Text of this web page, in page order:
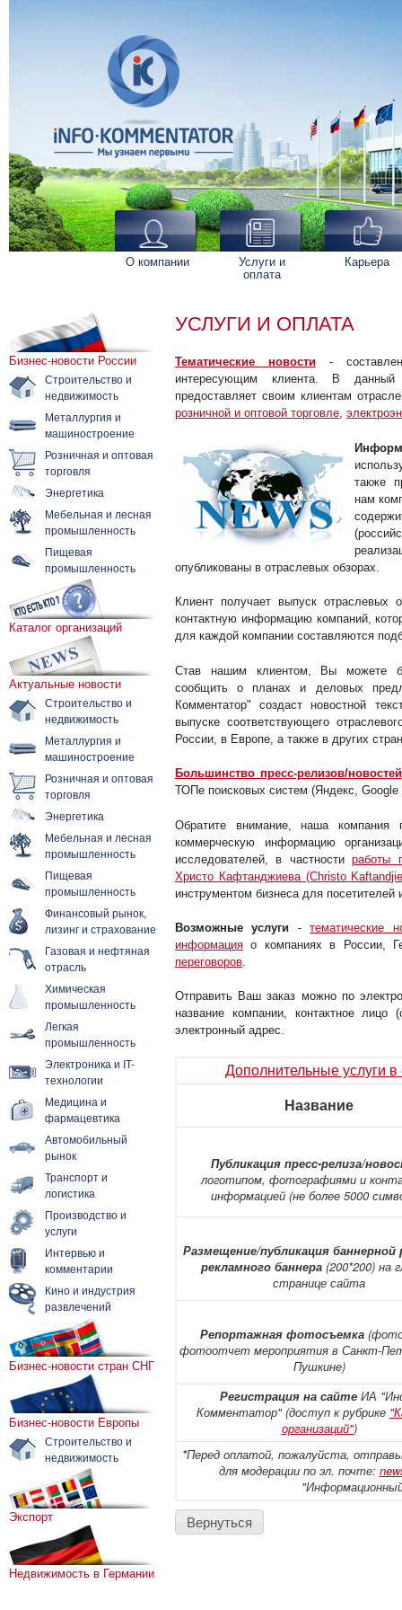
О компании Услуги и
оплата
Карьера
Бизнес-новости России
Строительство и
недвижимость
Металлургия и
машиностроение
Розничная и оптовая
торговля
Энергетика
Мебельная и лесная
промышленность
Пищевая
промышленность
Каталог организаций
Актуальные новости
Строительство и
недвижимость
Металлургия и
машиностроение
Розничная и оптовая
торговля
Энергетика
Мебельная и лесная
промышленность
Пищевая
промышленность
Финансовый рынок,
лизинг и страхование
Газовая и нефтяная
отрасль
Химическая
промышленность
Легкая
промышленность
Электроника и IT-
технологии
Медицина и
фармацевтика
Автомобильный
рынок
Транспорт и
логистика
Производство и
услуги
Интервью и
комментарии
Кино и индустрия
развлечений
Бизнес-новости стран СНГ
Бизнес-новости Европы
Строительство и
недвижимость
Экспорт
Недвижимость в Германии
УСЛУГИ И ОПЛАТА
Тематические новости -
интересующим клиента. В данный
предоставляет своим клиентам
розничной и оптовой торговле,
также
нам
опубликованы в отраслевых обзорах.
Клиент получает выпуск
контактную информацию компаний,
для каждой компании составляются
Став нашим клиентом, Вы можете
сообщить о планах и деловых
Комментатор" создаст новостной
выпуске соответствующего
России, в Европе, а также в других
Большинство пресс-релизов/новостей
ТОПе поисковых систем (Яндекс, Google
Обратите внимание, наша компания
коммерческую информацию
исследователей, в частностиработы
Христо Кафтанджиева (Christo
инструментом бизнеса для посетителей
Возможные услуги -тематические
информация о компаниях в России,
переговоров
Отправить Ваш заказ можно по
название компании, контактное
электронный адрес.
Дополнительные услуги
Название
Публикация пресс-релиза/
логотипом, фотографиями и
информацией (не более 5000
Размещение/публикация баннерной
рекламного баннера(200*200) на
странице сайта
Репортажная фотосъемка
фотоотчет мероприятия в Санкт-
Пушкине)
Регистрация на сайтеИА
Комментатор" (доступ к рубрике
организаций")
*Перед оплатой, пожалуйста,
для модерации по эл. почте:
Вернуться